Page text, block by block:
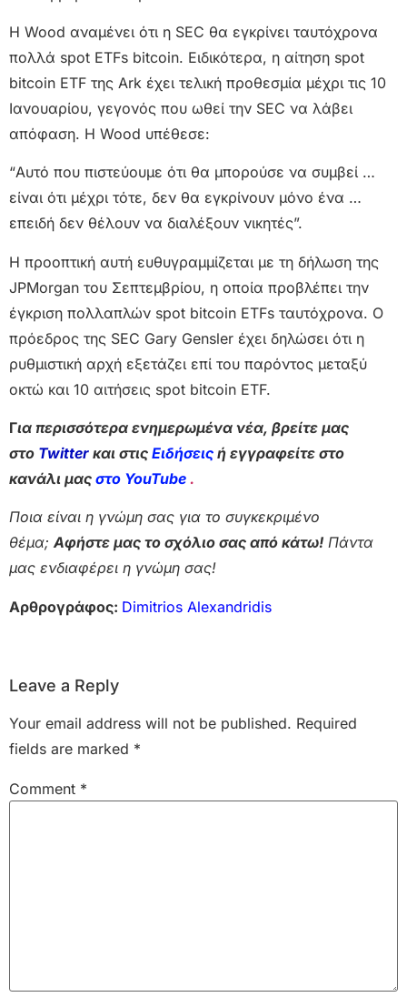
Η Wood αναμένει ότι η SEC θα εγκρίνει ταυτόχρονα
πολλά spot ETFs bitcoin. Ειδικότερα, η αίτηση spot
bitcoin ETF της Ark έχει τελική προθεσμία μέχρι τις 10
Ιανουαρίου, γεγονός που ωθεί την SEC να λάβει
απόφαση. Η Wood υπέθεσε:
“Αυτό που πιστεύουμε ότι θα μπορούσε να συμβεί …
είναι ότι μέχρι τότε, δεν θα εγκρίνουν μόνο ένα …
επειδή δεν θέλουν να διαλέξουν νικητές”.
Η προοπτική αυτή ευθυγραμμίζεται με τη δήλωση της
JPMorgan του Σεπτεμβρίου, η οποία προβλέπει την
έγκριση πολλαπλών spot bitcoin ETFs ταυτόχρονα. Ο
πρόεδρος της SEC Gary Gensler έχει δηλώσει ότι η
ρυθμιστική αρχή εξετάζει επί του παρόντος μεταξύ
οκτώ και 10 αιτήσεις spot bitcoin ETF.
Για περισσότερα ενημερωμένα νέα, βρείτε μας
στο Twitter και στις Ειδήσεις ή εγγραφείτε στο
κανάλι μας στο YouTube .
Ποια είναι η γνώμη σας για το συγκεκριμένο
θέμα;Αφήστε μας το σχόλιο σας από κάτω! Πάντα
μας ενδιαφέρει η γνώμη σας!
Αρθρογράφος: Dimitrios Alexandridis
Leave a Reply
Your email address will not be published. Required
fields are marked *
Comment *